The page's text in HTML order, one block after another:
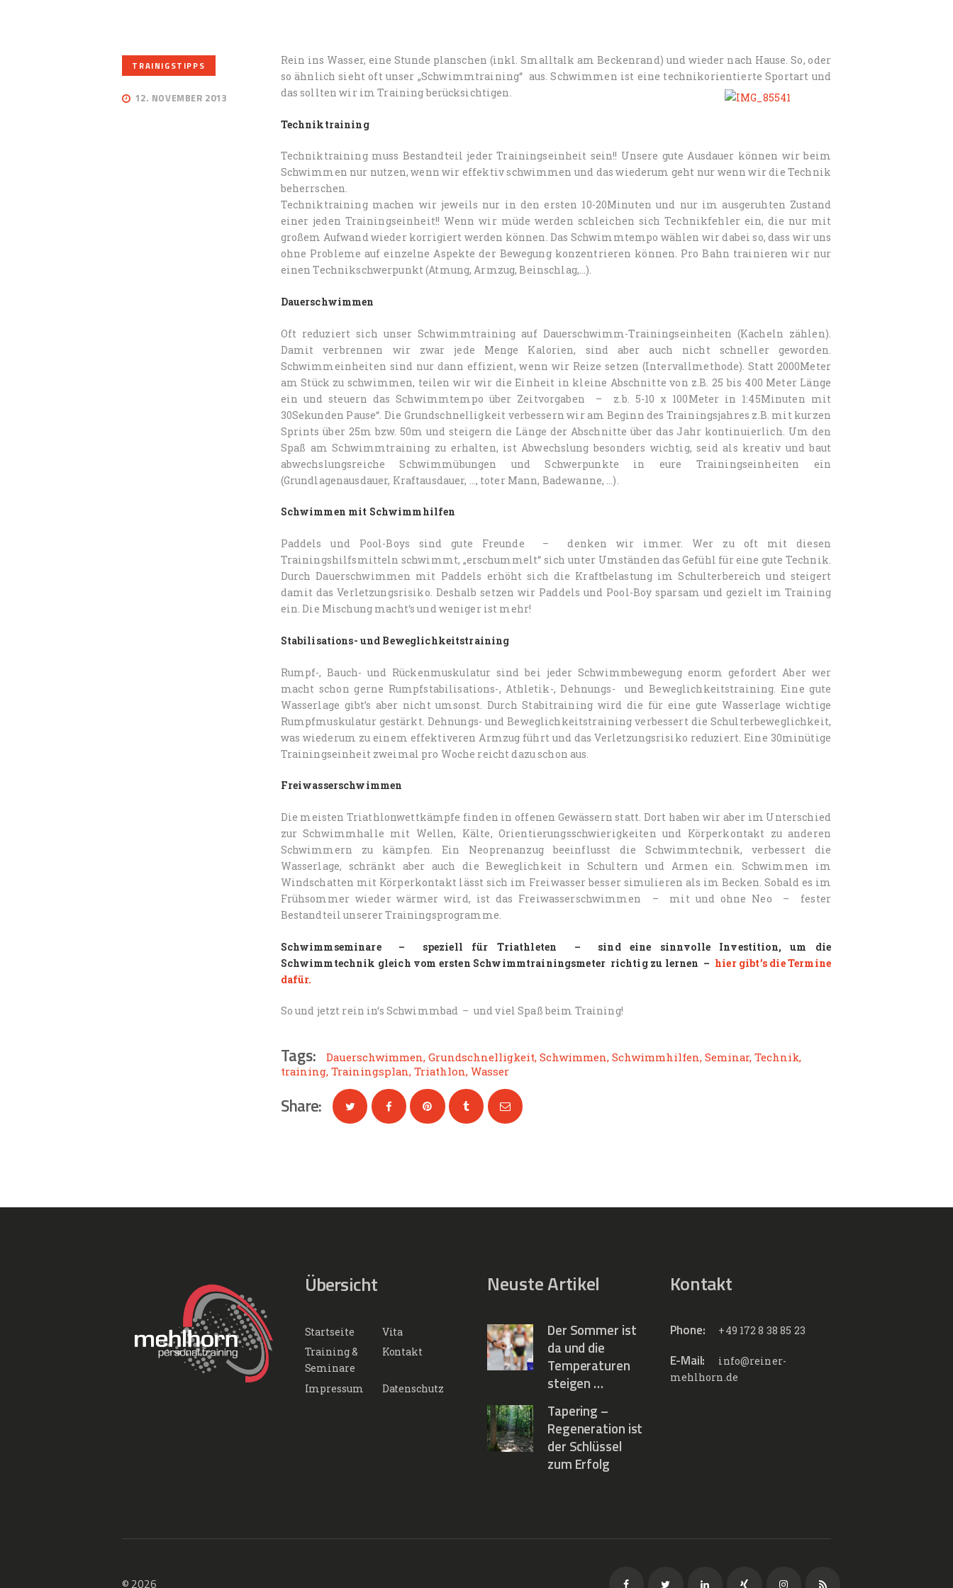
TRAINIGSTIPPS
12. NOVEMBER 2013
Rein ins Wasser, eine Stunde planschen (inkl. Smalltalk am Beckenrand) und wieder nach Hause. So, oder
so ähnlich sieht oft unser „Schwimmtraining“ aus. Schwimmen ist eine technikorientierte Sportart und
das sollten wir im Training berücksichtigen.
Techniktraining
Techniktraining muss Bestandteil jeder Trainingseinheit sein!! Unsere gute Ausdauer können wir beim
Schwimmen nur nutzen, wenn wir effektiv schwimmen und das wiederum geht nur wenn wir die Technik
beherrschen.
Techniktraining machen wir jeweils nur in den ersten 10-20Minuten und nur im ausgeruhten Zustand
einer jeden Trainingseinheit!! Wenn wir müde werden schleichen sich Technikfehler ein, die nur mit
großem Aufwand wieder korrigiert werden können. Das Schwimmtempo wählen wir dabei so, dass wir uns
ohne Probleme auf einzelne Aspekte der Bewegung konzentrieren können. Pro Bahn trainieren wir nur
einen Technikschwerpunkt (Atmung, Armzug, Beinschlag,…).
Dauerschwimmen
Oft reduziert sich unser Schwimmtraining auf Dauerschwimm-Trainingseinheiten (Kacheln zählen).
Damit verbrennen wir zwar jede Menge Kalorien, sind aber auch nicht schneller geworden.
Schwimmeinheiten sind nur dann effizient, wenn wir Reize setzen (Intervallmethode). Statt 2000Meter
am Stück zu schwimmen, teilen wir wir die Einheit in kleine Abschnitte von z.B. 25 bis 400 Meter Länge
ein und steuern das Schwimmtempo über Zeitvorgaben – z.b. 5-10 x 100Meter in 1:45Minuten mit
30Sekunden Pause“. Die Grundschnelligkeit verbessern wir am Beginn des Trainingsjahres z.B. mit kurzen
Sprints über 25m bzw. 50m und steigern die Länge der Abschnitte über das Jahr kontinuierlich. Um den
Spaß am Schwimmtraining zu erhalten, ist Abwechslung besonders wichtig, seid als kreativ und baut
abwechslungsreiche Schwimmübungen und Schwerpunkte in eure Trainingseinheiten ein
(Grundlagenausdauer, Kraftausdauer, …, toter Mann, Badewanne, …).
Schwimmen mit Schwimmhilfen
Paddels und Pool-Boys sind gute Freunde – denken wir immer. Wer zu oft mit diesen
Trainingshilfsmitteln schwimmt, „erschummelt“ sich unter Umständen das Gefühl für eine gute Technik.
Durch Dauerschwimmen mit Paddels erhöht sich die Kraftbelastung im Schulterbereich und steigert
damit das Verletzungsrisiko. Deshalb setzen wir Paddels und Pool-Boy sparsam und gezielt im Training
ein. Die Mischung macht‘s und weniger ist mehr!
Stabilisations- und Beweglichkeitstraining
Rumpf-, Bauch- und Rückenmuskulatur sind bei jeder Schwimmbewegung enorm gefordert Aber wer
macht schon gerne Rumpfstabilisations-, Athletik-, Dehnungs- und Beweglichkeitstraining. Eine gute
Wasserlage gibt’s aber nicht umsonst. Durch Stabitraining wird die für eine gute Wasserlage wichtige
Rumpfmuskulatur gestärkt. Dehnungs- und Beweglichkeitstraining verbessert die Schulterbeweglichkeit,
was wiederum zu einem effektiveren Armzug führt und das Verletzungsrisiko reduziert. Eine 30minütige
Trainingseinheit zweimal pro Woche reicht dazu schon aus.
Freiwasserschwimmen
Die meisten Triathlonwettkämpfe finden in offenen Gewässern statt. Dort haben wir aber im Unterschied
zur Schwimmhalle mit Wellen, Kälte, Orientierungsschwierigkeiten und Körperkontakt zu anderen
Schwimmern zu kämpfen. Ein Neoprenanzug beeinflusst die Schwimmtechnik, verbessert die
Wasserlage, schränkt aber auch die Beweglichkeit in Schultern und Armen ein. Schwimmen im
Windschatten mit Körperkontakt lässt sich im Freiwasser besser simulieren als im Becken. Sobald es im
Frühsommer wieder wärmer wird, ist das Freiwasserschwimmen – mit und ohne Neo – fester
Bestandteil unserer Trainingsprogramme.
Schwimmseminare – speziell für Triathleten – sind eine sinnvolle Investition, um die
Schwimmtechnik gleich vom ersten Schwimmtrainingsmeter richtig zu lernen –hier gibt’s die Termine
dafür.
So und jetzt rein in‘s Schwimmbad – und viel Spaß beim Training!
Tags: Dauerschwimmen, Grundschnelligkeit, Schwimmen, Schwimmhilfen, Seminar, Technik,
training, Trainingsplan, Triathlon, Wasser
Share:
Übersicht
Startseite
Vita
Training &
Seminare
Kontakt
Impressum Datenschutz
Neuste Artikel
Der Sommer ist
da und die
Temperaturen
steigen …
Tapering –
Regeneration ist
der Schlüssel
zum Erfolg
Kontakt
Phone: +49 172 8 38 85 23
E-Mail:
info@reiner-
mehlhorn.de
© 2026